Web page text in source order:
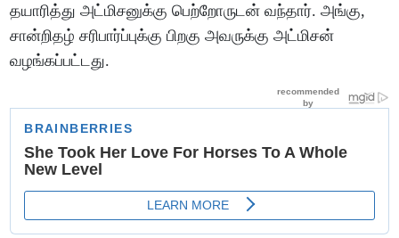
தயாரித்து அட்மிசனுக்கு பெற்றோருடன் வந்தார். அங்கு,
சான்றிதழ் சரிபார்ப்புக்கு பிறகு அவருக்கு அட்மிசன்
வழங்கப்பட்டது.